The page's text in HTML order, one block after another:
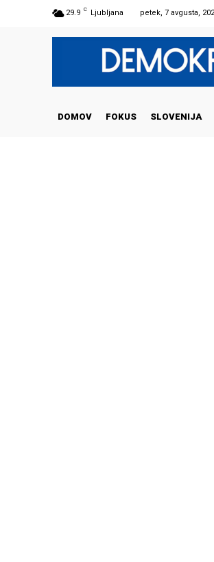
29.9 C Ljubljana petek, 7 avgusta,
DOMOV FOKUS SLOVENIJA